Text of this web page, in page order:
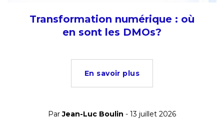
Transformation numérique : où
en sont les DMOs?
En savoir plus
ParJean-Luc Boulin - 13 juillet 2026